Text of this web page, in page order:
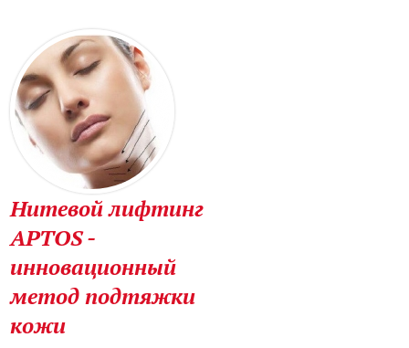
Нитевой лифтинг
APTOS -
инновационный
метод подтяжки
кожи